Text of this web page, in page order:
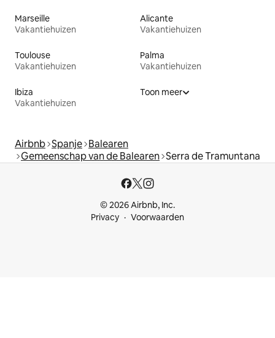
Marseille
Vakantiehuizen
Alicante
Vakantiehuizen
Toulouse
Vakantiehuizen
Palma
Vakantiehuizen
Ibiza
Vakantiehuizen
Toon meer
Airbnb Spanje Balearen
Gemeenschap van de Balearen Serra de Tramuntana
© 2026 Airbnb, Inc.
Privacy
Voorwaarden